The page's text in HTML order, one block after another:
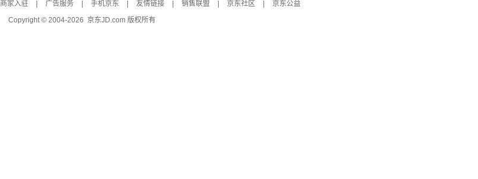
商家入驻 广告服务 手机京东 友情链接 销售联盟 京东社区
京东公益
Copyright © 2004-2026 京东JD.com 版权所有